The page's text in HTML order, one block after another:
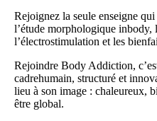
Rejoignez la seule enseigne
l’étude morphologique inbody,
l’électrostimulation et les
Rejoindre Body Addiction,
cadrehumain, structuré et
lieu à son image : chaleureux,
être global.